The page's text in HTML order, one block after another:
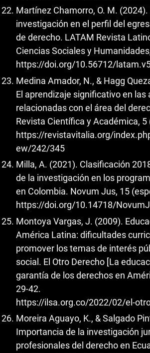
Martínez Chamorro, O. M.
investigación en el perfil del
de derecho. LATAM Revista
Ciencias Sociales y
https://doi.org/10.56712/
Medina Amador, N., & Hagg
El aprendizaje significativo en las
relacionadas con el área del
Revista Científica y Académica, 5
https://revistavitalia.org/
ew/242/345
Milla, A. (2021). Clasificación
de la investigación en los
en Colombia. Novum Jus, 15
https://doi.org/10.14718/
Montoya Vargas, J. (2009).
América Latina: dificultades
promover los temas de interés
social. El Otro Derecho [La
garantía de los derechos en
29-42.
https://ilsa.org.co/2022/02/el-
Moreira Aguayo, K., & Salgado
Importancia de la investigación
profesionales del derecho en